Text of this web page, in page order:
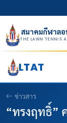
สมาคมกีฬาล
THE LAWN TENNIS
LTAT
ข่าวสาร
“ทรงฤทธิ์”